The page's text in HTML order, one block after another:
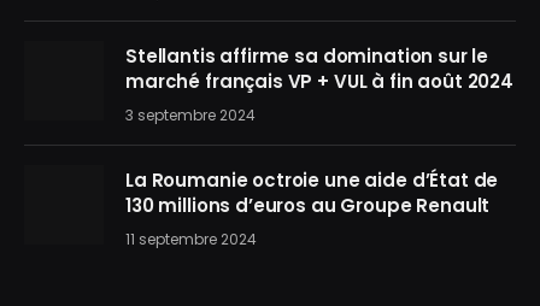
Stellantis affirme sa domination sur le
marché français VP + VUL à fin août 2024
3 septembre 2024
La Roumanie octroie une aide d’État de
130 millions d’euros au Groupe Renault
11 septembre 2024